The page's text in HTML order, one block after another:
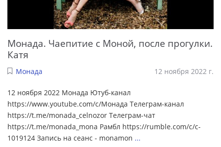
Монада. Чаепитие с Моной, после прогулки.
Катя
Монада 12 ноября 2022 г.
12 ноября 2022 Монада Ютуб-канал
https://www.youtube.com/c/Монада Телеграм-канал
https://t.me/monada_celnozor Телеграм-чат
https://t.me/monada_mona Рамбл https://rumble.com/c/c-
1019124 Запись на сеанс - monamon ...